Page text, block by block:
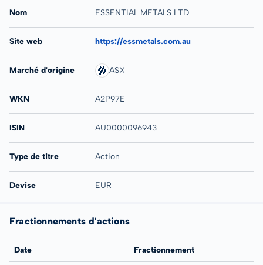
Nom ESSENTIAL METALS LTD
Site web https://essmetals.com.au
Marché d'origine ASX
WKN A2P97E
ISIN AU0000096943
Type de titre Action
Devise EUR
Fractionnements d'actions
Date Fractionnement